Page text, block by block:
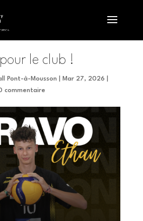
le club !
Pont-à-Mousson Mar 27, 2026
commentaire